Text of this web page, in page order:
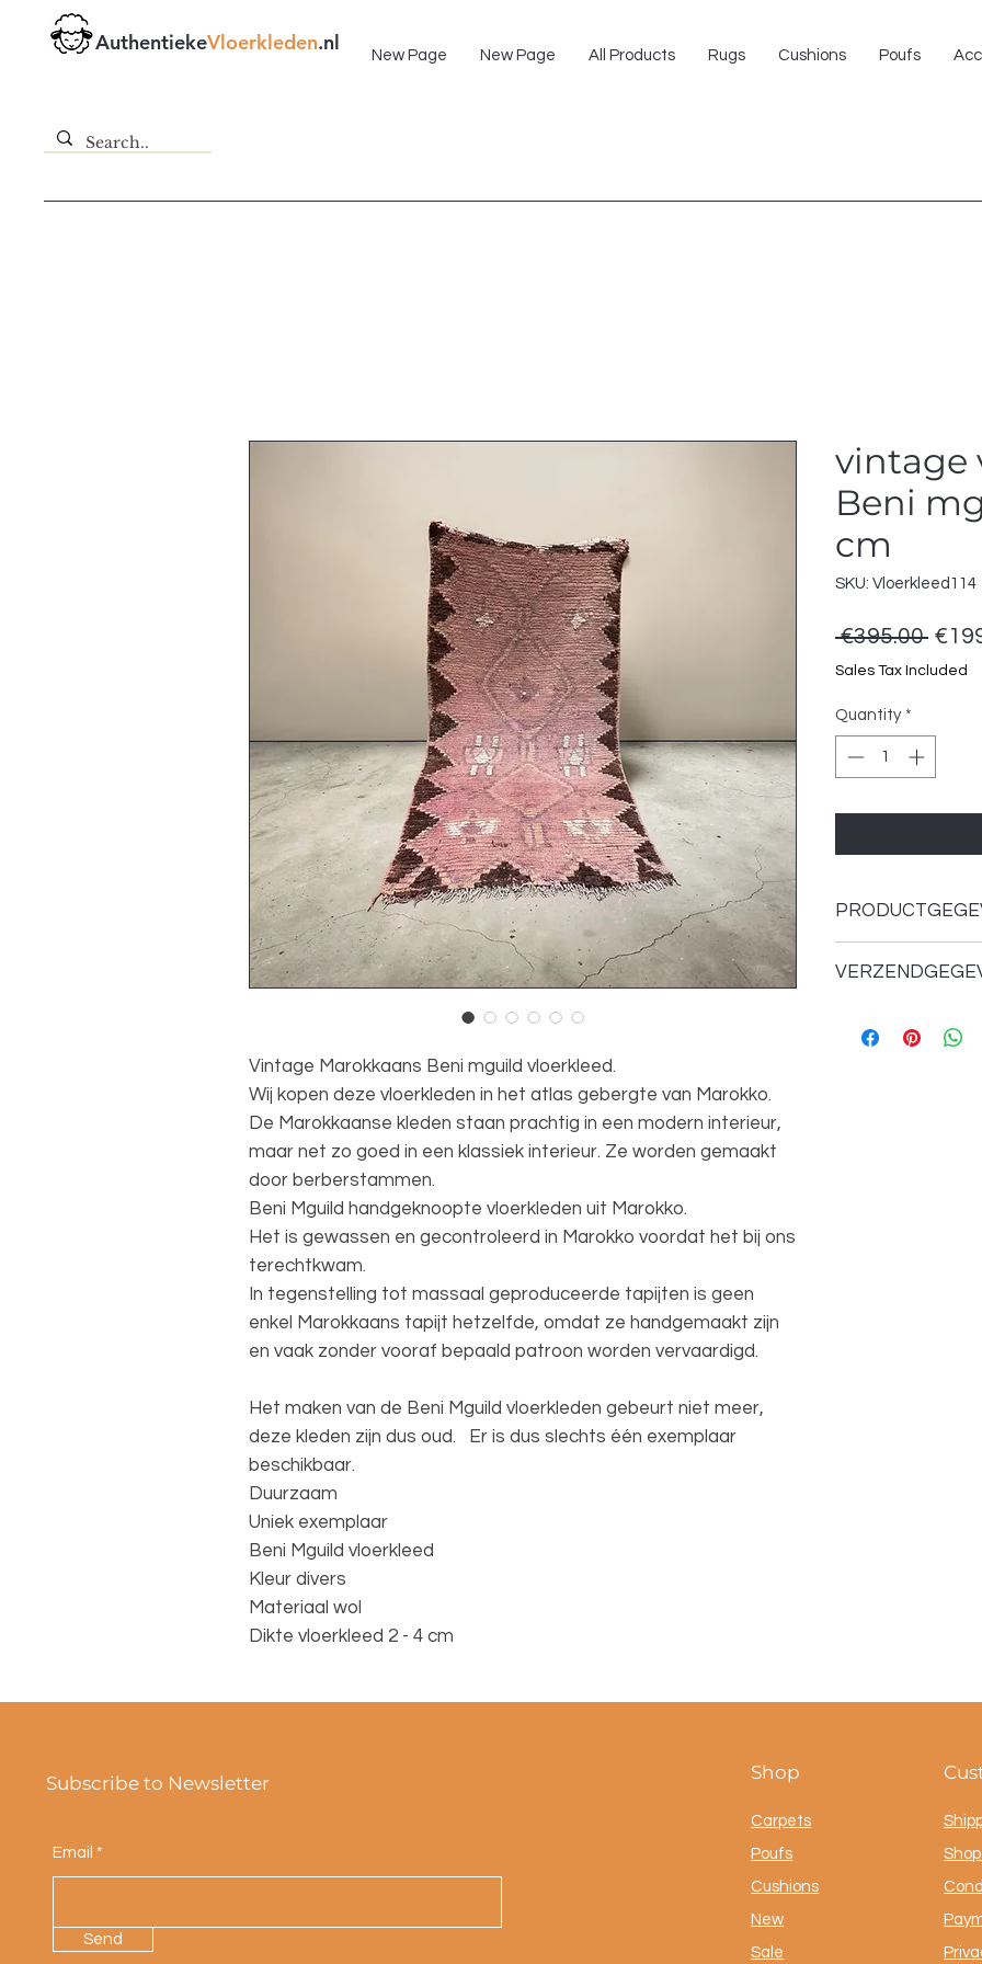
AuthentiekeVloerkleden.nl
New Page New Page All Products Rugs Cushions Poufs
Vintage Marokkaans Beni mguild vloerkleed.
Wij kopen deze vloerkleden in het atlas gebergte van Marokko.
De Marokkaanse kleden staan prachtig in een modern interieur,
maar net zo goed in een klassiek interieur. Ze worden gemaakt
door berberstammen.
Beni Mguild handgeknoopte vloerkleden uit Marokko.
Het is gewassen en gecontroleerd in Marokko voordat het bij ons
terechtkwam.
In tegenstelling tot massaal geproduceerde tapijten is geen
enkel Marokkaans tapijt hetzelfde, omdat ze handgemaakt zijn
en vaak zonder vooraf bepaald patroon worden vervaardigd.
Het maken van de Beni Mguild vloerkleden gebeurt niet meer,
deze kleden zijn dus oud. Er is dus slechts één exemplaar
beschikbaar.
Duurzaam
Uniek exemplaar
Beni Mguild vloerkleed
Kleur divers
Materiaal wol
Dikte vloerkleed 2 - 4 cm
vintage
Beni
cm
SKU: Vloerkleed114
€395.00
Price
Sales Tax Included
Quantity *
Materiaal: 100%
Subscribe to Newsletter
Email
Send
Shop
Carpets
Poufs
Cushions
New
Sale